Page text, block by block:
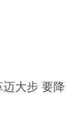
大步 要降